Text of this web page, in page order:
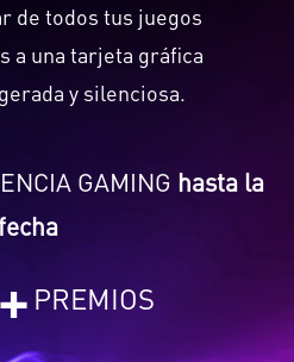
de todos tus juegos
a una tarjeta gráfica
y silenciosa.
GAMING hasta la
+ PREMIOS